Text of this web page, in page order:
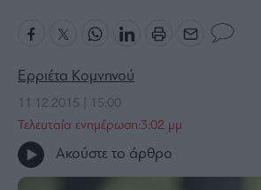
Wiseman
301
My
Story
Media
Winners
&
Ερριέτα Κομνηνού
11.12.2015 | 15:00
Τελευταία ενημέρωση:3:02 μμ
Ακούστε το άρθρο